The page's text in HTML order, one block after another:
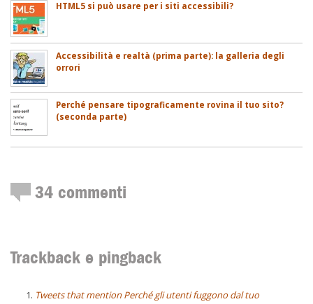
HTML5 si può usare per i siti accessibili?
Accessibilità e realtà (prima parte): la galleria degli
orrori
Perché pensare tipograficamente rovina il tuo sito?
(seconda parte)
34 commenti
Trackback e pingback
Tweets that mention Perché gli utenti fuggono dal tuo